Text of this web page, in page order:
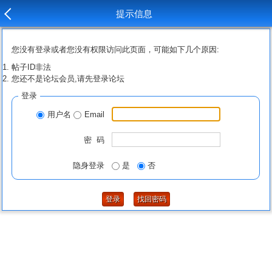
提示信息
您没有登录或者您没有权限访问此页面，可能如下几个原因:
帖子ID非法
您还不是论坛会员,请先登录论坛
登录
用户名 Email
密 码
隐身登录 是 否